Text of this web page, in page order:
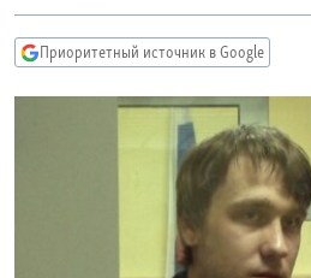
Вернутся
КАВКАЗ.РЕАЛИИ
СЕВЕР.РЕАЛИИ
РАСПИСАНИЕ ВЕЩАНИЯ
ПОДПИШИТЕСЬ НА РАССЫЛКУ
Приоритетный источник в Google